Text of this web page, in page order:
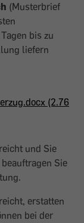
(Musterbrief
bis zu
liefern
(2.76
und Sie
Sie
erstatten
bei der